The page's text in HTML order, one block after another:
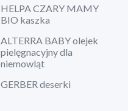
HELPA CZARY MAMY
BIO kaszka
ALTERRA BABY olejek
pielęgnacyjny dla
niemowląt
GERBER deserki